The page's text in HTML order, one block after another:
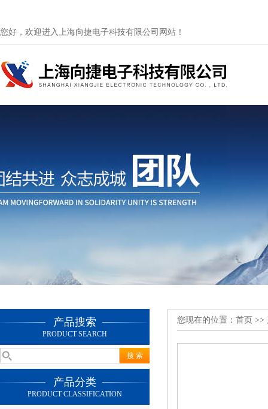
您好，欢迎进入上海向捷电子科技有限公司网站！
产品搜索
PRODUCT SEARCH
产品分类
PRODUCT CLASSIFICATION
您现在的位置： 首页 >>